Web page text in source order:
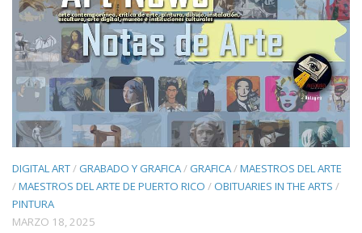
DIGITAL ART/ GRABADO Y GRAFICA/ GRAFICA/MAESTROS DEL ARTE
/MAESTROS DEL ARTE DE PUERTO RICO / OBITUARIES IN THE ARTS /
PINTURA
MARZO 18, 2025